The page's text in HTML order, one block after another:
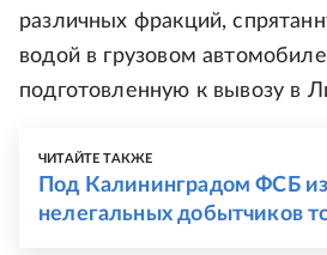
различных фракций,
водой в грузовом
подготовленную к вывозу в
ЧИТАЙТЕ ТАКЖЕ
Под Калининградом ФСБ
нелегальных добытчиков